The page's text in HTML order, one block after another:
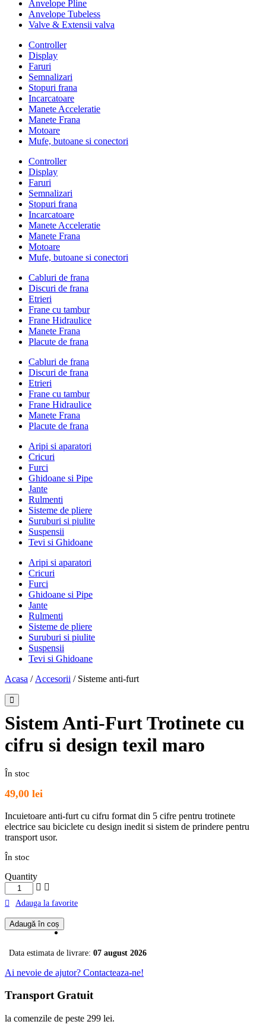
Anvelope Pline
Anvelope Tubeless
Valve & Extensii valva
Controller
Display
Faruri
Semnalizari
Stopuri frana
Incarcatoare
Manete Acceleratie
Manete Frana
Motoare
Mufe, butoane si conectori
Controller
Display
Faruri
Semnalizari
Stopuri frana
Incarcatoare
Manete Acceleratie
Manete Frana
Motoare
Mufe, butoane si conectori
Cabluri de frana
Discuri de frana
Etrieri
Frane cu tambur
Frane Hidraulice
Manete Frana
Placute de frana
Cabluri de frana
Discuri de frana
Etrieri
Frane cu tambur
Frane Hidraulice
Manete Frana
Placute de frana
Aripi si aparatori
Cricuri
Furci
Ghidoane si Pipe
Jante
Rulmenti
Sisteme de pliere
Suruburi si piulite
Suspensii
Tevi si Ghidoane
Aripi si aparatori
Cricuri
Furci
Ghidoane si Pipe
Jante
Rulmenti
Sisteme de pliere
Suruburi si piulite
Suspensii
Tevi si Ghidoane
Acasa / Accesorii / Sisteme anti-furt
Sistem Anti-Furt Trotinete cu
cifru si design texil maro
În stoc
49,00 lei
Incuietoare anti-furt cu cifru format din 5 cifre pentru trotinete
electrice sau biciclete cu design inedit si sistem de prindere pentru
transport usor.
În stoc
Quantity
Cantitate
Sistem
Anti-
Furt
Trotinete
cifru
design
maro
Adauga la favorite
Adaugă în coș
Data estimata de livrare: 07 august 2026
Ai nevoie de ajutor? Contacteaza-ne!
Transport Gratuit
la comenzile de peste 299 lei.